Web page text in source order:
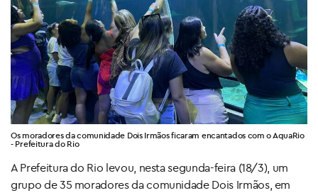
Os moradores da comunidade Dois Irmãos ficaram encantados com o AquaRio
- Prefeitura do Rio
A Prefeitura do Rio levou, nesta segunda-feira (18/3), um
grupo de 35 moradores da comunidade Dois Irmãos, em